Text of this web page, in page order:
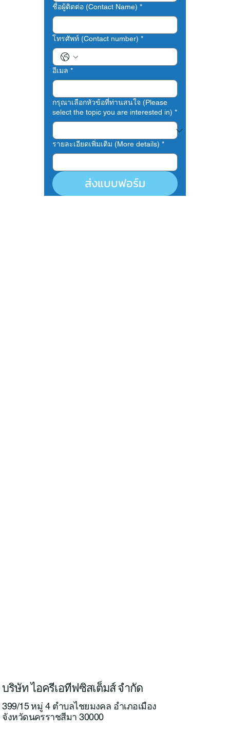
ชื่อผู้ติดต่อ (Contact Name) *
โทรศัพท์ (Contact number) *
อีเมล *
กรุณาเลือกหัวข้อที่ท่านสนใจ (Please
select the topic you are interested in) *
รายละเอียดเพิ่มเติม (More details) *
ส่งแบบฟอร์ม
บริษัท ไอครีเอทีฟซิสเต็มส์ จำกัด
399/15 หมู่ 4 ตำบลไชยมงคล อำเภอเมือง
จังหวัดนครราชสีมา 30000